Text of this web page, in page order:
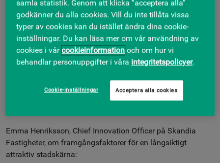
Den 29–30 maj 2026 återvänder STHLM City Block Party till
Stockholm city.Bakom gatufesten står Skandia Fastigheter,
AMF Fastigheter, Hufvudstaden, Pembroke, Stockholms
stad och Vasakronan. Tillsammans vill vi visa kraften i
samverkan och genom att engagera hyresgäster,
möten och upplevelser som gör staden mer levande.
Initiativet bygger vidare på den första upplagan som
Emma Henriksson, Chief Innovation Officer på Skandia
Fastigheter, om framgångsfaktorer för en långsiktigt
attraktiv stadskärna:
samla statistik. Genom att klicka ”acceptera alla”
godkänner du alla cookies. Vill du inte tillåta vissa
typer av cookies kan du istället ändra dina cookie-
inställningar. Du kan läsa mer om vår användning av
cookies i vårcookieinformation och om hur vi
behandlar personuppgifter i våra integritetspolicyer.
Cookie-inställningar Acceptera alla cookies